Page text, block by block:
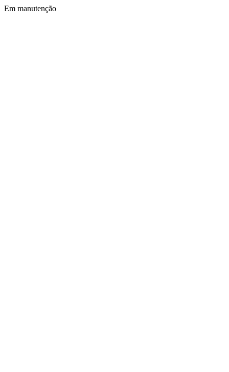
Em manutenção